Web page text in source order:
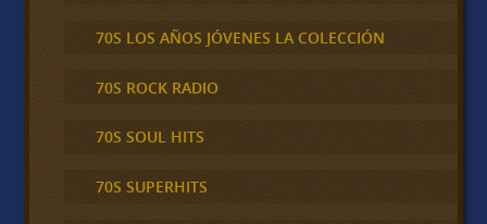
70S LOS AÑOS JÓVENES LA COLECCIÓN
70S ROCK RADIO
70S SOUL HITS
70S SUPERHITS